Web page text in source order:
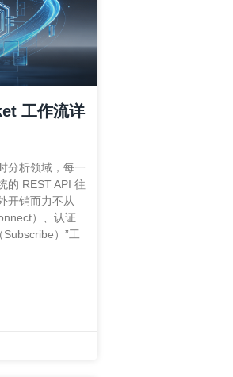
工作流详
分析领域，每一
的 REST API 往
开销而力不从
）、认证
Subscribe）”工